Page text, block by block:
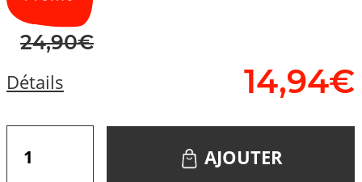
24,90€
Détails
14,94€
AJOUTER